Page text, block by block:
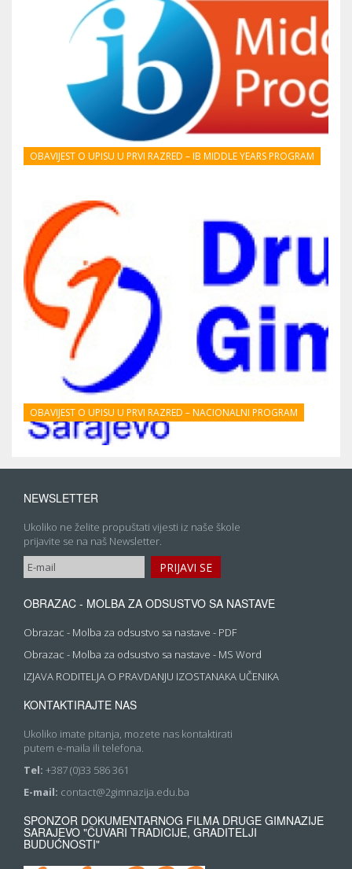
OBAVIJEST O UPISU U PRVI RAZRED – IB MIDDLE YEARS PROGRAM
OBAVIJEST O UPISU U PRVI RAZRED – NACIONALNI PROGRAM
NEWSLETTER
Ukoliko ne želite propuštati vijesti iz naše škole
prijavite se na naš Newsletter.
OBRAZAC - MOLBA ZA ODSUSTVO SA NASTAVE
Obrazac - Molba za odsustvo sa nastave - PDF
Obrazac - Molba za odsustvo sa nastave - MS Word
IZJAVA RODITELJA O PRAVDANJU IZOSTANAKA UČENIKA
KONTAKTIRAJTE NAS
Ukoliko imate pitanja, mozete nas kontaktirati
putem e-maila ili telefona.
Tel: +387 (0)33 586 361
E-mail: contact@2gimnazija.edu.ba
SPONZOR DOKUMENTARNOG FILMA DRUGE GIMNAZIJE
SARAJEVO "ČUVARI TRADICIJE, GRADITELJI
BUDUĆNOSTI"